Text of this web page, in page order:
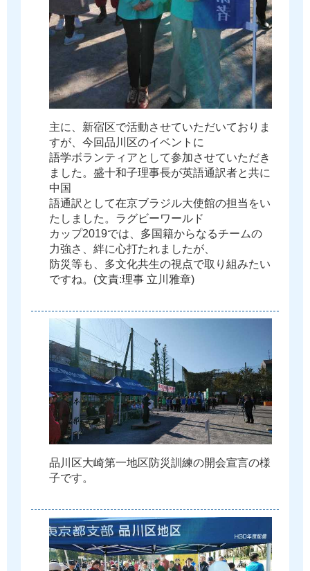
主に、 新宿 区で活動させていただいてお り ま
すが、 今回品川 区のイベン ト に
語学ボラ ンテ ィ アと して参加させていただき
ま した。 盛十和子理事長が英語通訳者と共に
中 国
語通訳 と して在京ブラ ジル大使館の担当 をい
た し ま した。 ラグビーワール ド
カ ップ2019では、 多 国籍からなるチームの
力強さ 、 絆に心打たれま したが、
防災等も 、 多文化共生の視点で取 り 組みたい
ですね。 (文責:理事 立川 雅章)
品 川 区大崎第一地区防災訓 練の開会宣言の様
子です。